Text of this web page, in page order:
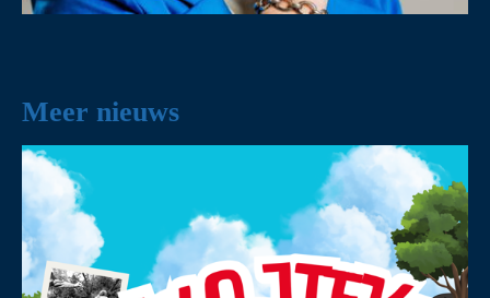
Meer nieuws